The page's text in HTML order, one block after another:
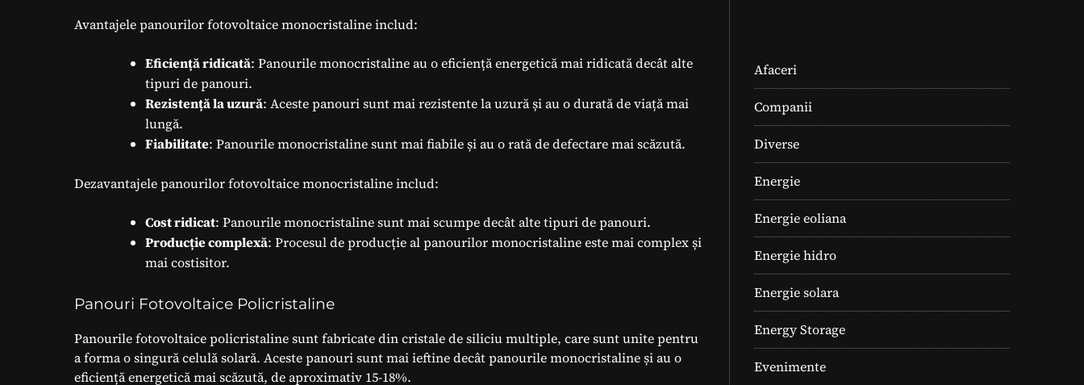
Avantajele panourilor fotovoltaice monocristaline includ:
Eficiență ridicată: Panourile monocristaline au o eficiență energetică mai ridicată decât alte
tipuri de panouri.
Rezistență la uzură: Aceste panouri sunt mai rezistente la uzură și au o durată de viață mai
lungă.
Fiabilitate: Panourile monocristaline sunt mai fiabile și au o rată de defectare mai scăzută.
Dezavantajele panourilor fotovoltaice monocristaline includ:
Cost ridicat: Panourile monocristaline sunt mai scumpe decât alte tipuri de panouri.
Producție complexă: Procesul de producție al panourilor monocristaline este mai complex și
mai costisitor.
Panouri Fotovoltaice Policristaline
Panourile fotovoltaice policristaline sunt fabricate din cristale de siliciu multiple, care sunt unite pentru
a forma o singură celulă solară. Aceste panouri sunt mai ieftine decât panourile monocristaline și au o
eficiență energetică mai scăzută, de aproximativ 15-18%.
Afaceri
Companii
Diverse
Energie
Energie eoliana
Energie hidro
Energie solara
Energy Storage
Evenimente